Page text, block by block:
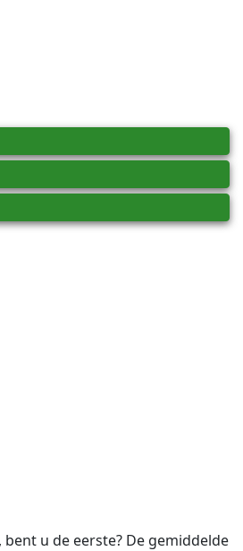
u de eerste? De gemiddelde